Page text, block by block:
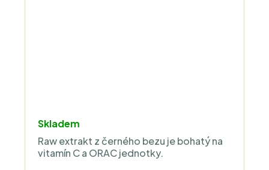
hodnocení
produktu
je
Skladem
Raw extrakt z černého bezu je bohatý na
vitamín C a ORAC jednotky.